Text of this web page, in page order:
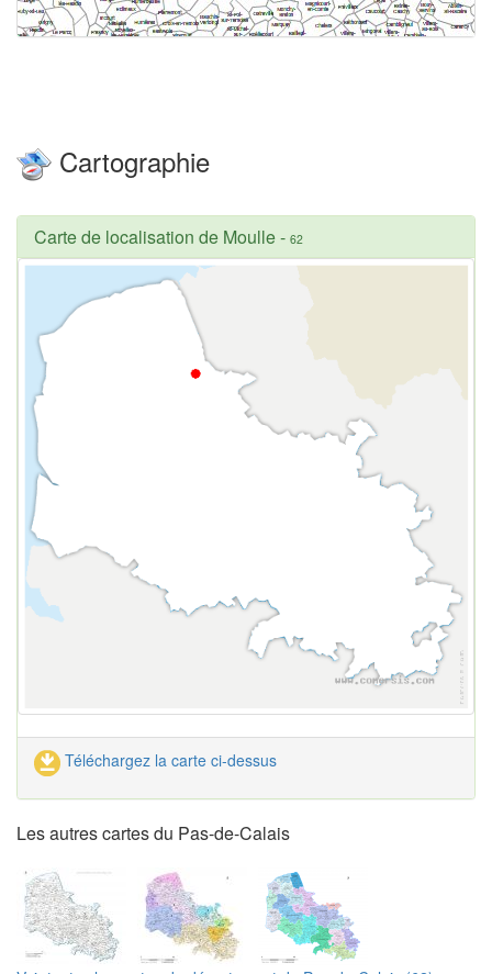
Cartographie
Carte de localisation de Moulle- 62
Téléchargez la carte ci-dessus
Les autres cartes du Pas-de-Calais